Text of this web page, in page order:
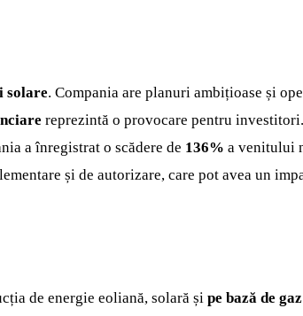
solare. Compania are planuri ambițioase și
reprezintă o provocare pentru
a înregistrat o scădere de 136% a venitului
și de autorizare, care pot avea un
de energie eoliană, solară și pe bază de gaz